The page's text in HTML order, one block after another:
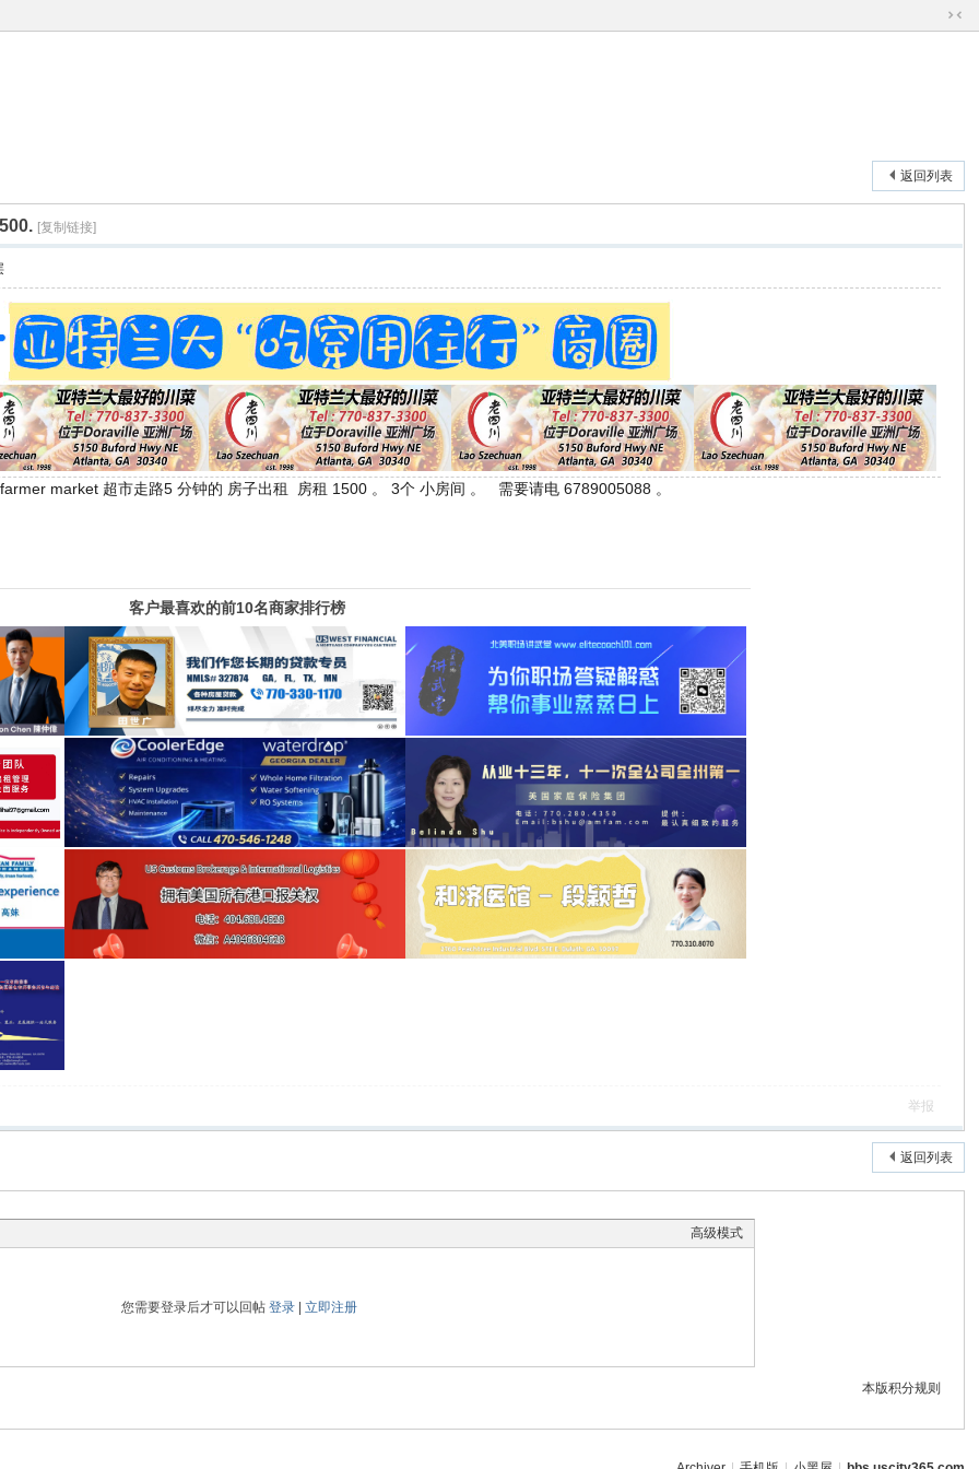
切
返回列表
[复制链接]
market 超市走路5 分钟的 房子出租 房租 1500 。 3个 小房间 。 需要请电 6789005088 。
客户最喜欢的前10名商家排行榜
举报
返回列表
高级模式
您需要登录后才可以回帖登录 |立即注册
本版积分规则